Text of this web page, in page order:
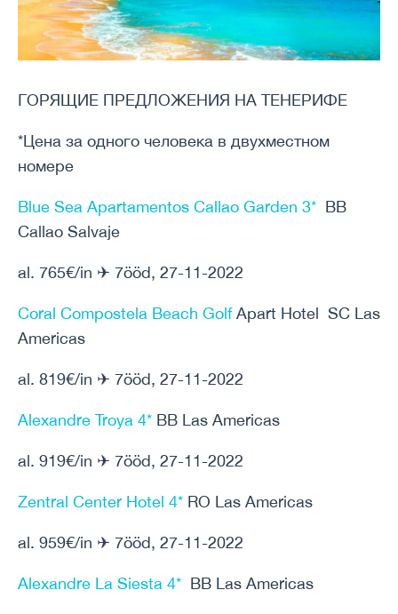
ГОРЯЩИЕ ПРЕДЛОЖЕНИЯ НА ТЕНЕРИФЕ
*Цена за одного человека в двухместном
номере
Blue Sea Apartamentos Callao Garden 3* BB
Callao Salvaje
al. 765€/in ✈ 7ööd, 27-11-2022
Coral Compostela Beach GolfApart Hotel SC Las
Americas
al. 819€/in ✈ 7ööd, 27-11-2022
Alexandre Troya 4* BB Las Americas
al. 919€/in ✈ 7ööd, 27-11-2022
Zentral Center Hotel 4* RO Las Americas
al. 959€/in ✈ 7ööd, 27-11-2022
Alexandre La Siesta 4* BB Las Americas